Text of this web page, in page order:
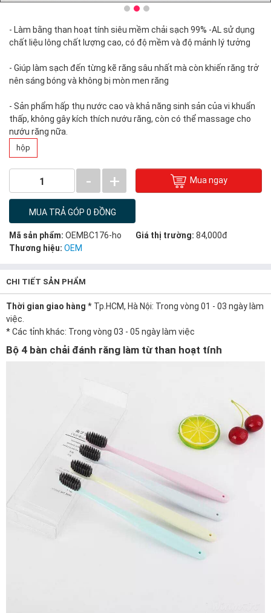
- Làm bằng than hoạt tính siêu mềm chải sạch 99% -AL sử dụng
chất liệu lông chất lượng cao, có độ mềm và độ mảnh lý tưởng
- Giúp làm sạch đến từng kẽ răng sâu nhất mà còn khiến răng trở
nên sáng bóng và không bị mòn men răng
- Sản phẩm hấp thụ nước cao và khả năng sinh sản của vi khuẩn
thấp, không gây kích thích nướu răng, còn có thể massage cho
nướu răng nữa.
hộp
1 - + Mua ngay
MUA TRẢ GÓP 0 ĐỒNG
Mã sản phẩm: OEMBC176-ho Giá thị trường: 84,000đ
Thương hiệu: OEM
CHI TIẾT SẢN PHẨM
Thời gian giao hàng * Tp.HCM, Hà Nội: Trong vòng 01 - 03 ngày làm
việc.
* Các tỉnh khác: Trong vòng 03 - 05 ngày làm việc
Bộ 4 bàn chải đánh răng làm từ than hoạt tính